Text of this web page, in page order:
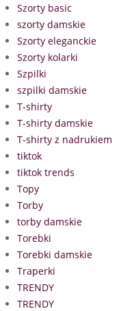
Szorty basic
szorty damskie
Szorty eleganckie
Szorty kolarki
Szpilki
szpilki damskie
T-shirty
T-shirty damskie
T-shirty z nadrukiem
tiktok
tiktok trends
Topy
Torby
torby damskie
Torebki
Torebki damskie
Traperki
TRENDY
TRENDY